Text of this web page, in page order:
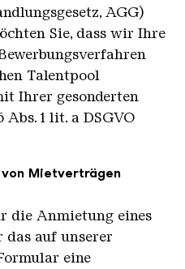
AGG)
Sie, dass wir Ihre
Talentpool
Ihrer gesonderten
1 lit. a DSGVO
Mietverträgen
die Anmietung eines
das auf unserer
eine